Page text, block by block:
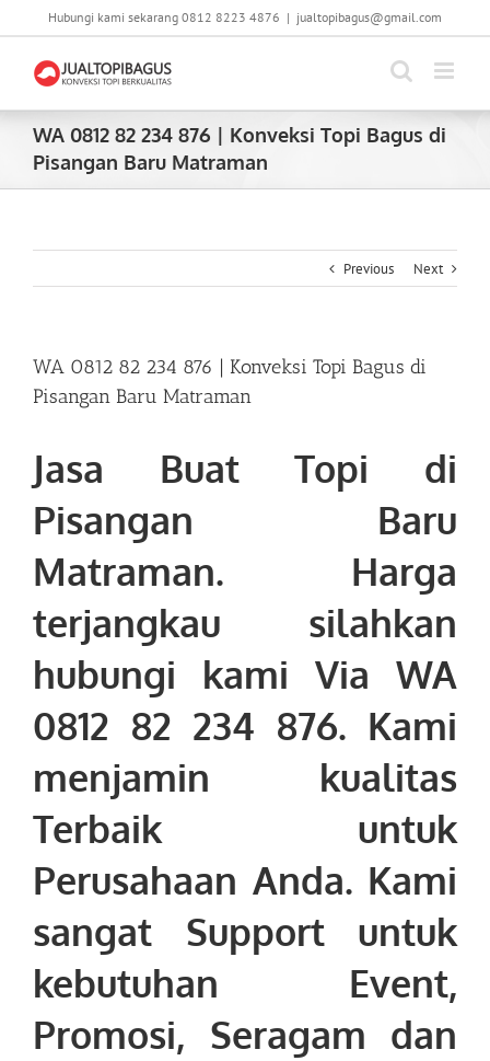
Hubungi kami sekarang 0812 8223 4876 | jualtopibagus@gmail.com
WA 0812 82 234 876 | Konveksi Topi Bagus di
Pisangan Baru Matraman
Previous Next
WA 0812 82 234 876 | Konveksi Topi Bagus di
Pisangan Baru Matraman
Jasa Buat Topi di
Pisangan Baru
Matraman. Harga
terjangkau silahkan
hubungi kami Via WA
0812 82 234 876. Kami
menjamin kualitas
Terbaik untuk
Perusahaan Anda. Kami
sangat Support untuk
kebutuhan Event,
Promosi, Seragam dan